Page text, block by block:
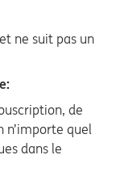
ne suit pas un
de
n’importe quel
dans le